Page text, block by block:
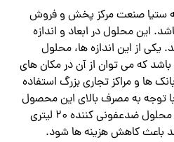
ستیا صنعت مرکز پخش و فروش
این محلول در ابعاد و اندازه
از این اندازه ها، محلول
۲۰ لیتری می باشد که می توان از آن در مکان های
ها و مراکز تجاری بزرگ استفاده
توجه به مصرف بالای این محصول
در این مکان ها، بهتر است که محلول ضدعفونی کننده ۲۰ لیتری
باعث کاهش هزینه ها شود.